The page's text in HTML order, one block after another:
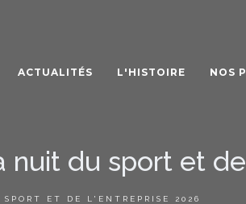
ACTUALITÉS L'HISTOIRE NOS
nuit du sport et
ET DE L'ENTREPRISE 2026